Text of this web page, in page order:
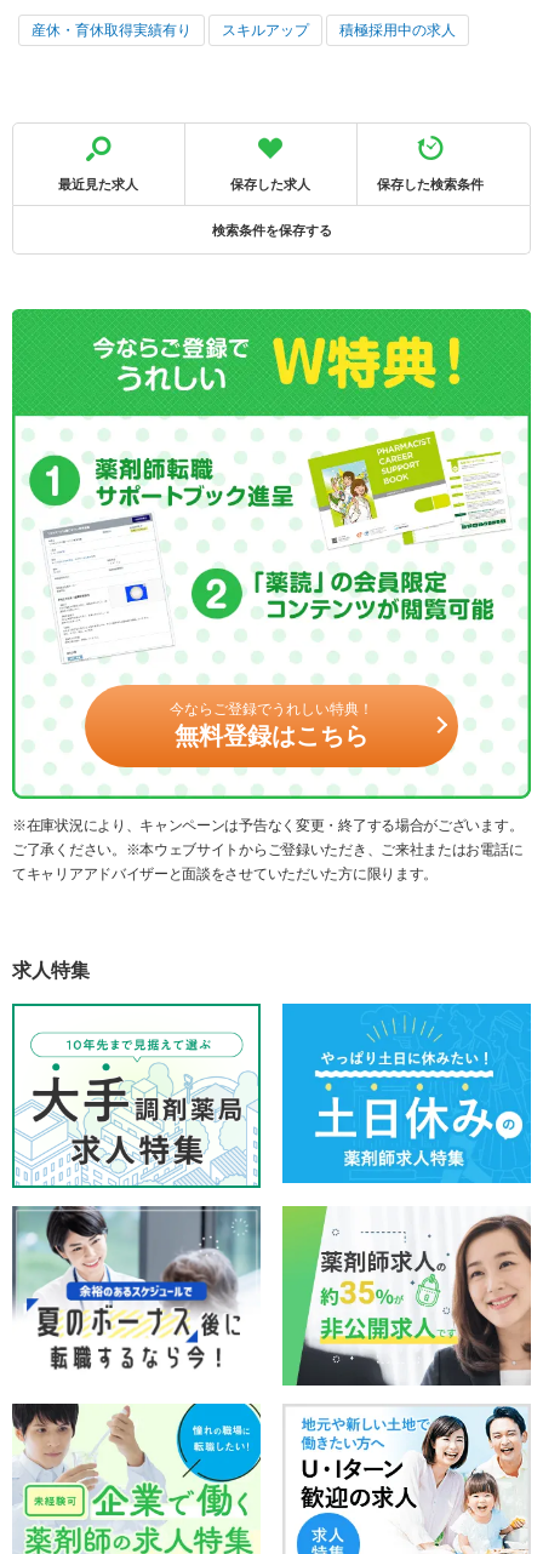
産休・育休取得実績有り スキルアップ 積極採用中の求人
最近見た求人 保存した求人 保存した検索条件
検索条件を保存する
今ならご登録でうれしい特典！
無料登録はこちら
※在庫状況により、キャンペーンは予告なく変更・終了する場合がございます。
ご了承ください。※本ウェブサイトからご登録いただき、ご来社またはお電話に
てキャリアアドバイザーと面談をさせていただいた方に限ります。
求人特集